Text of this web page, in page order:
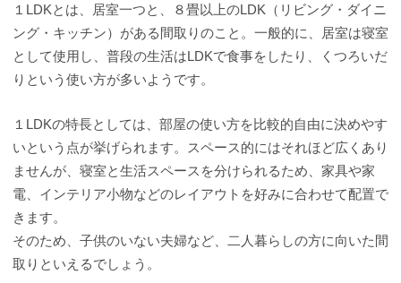
１LDKとは、居室一つと、８畳以上のLDK（リビング・ダイニ
ング・キッチン）がある間取りのこと。一般的に、居室は寝室
として使用し、普段の生活はLDKで食事をしたり、くつろいだ
りという使い方が多いようです。
１LDKの特長としては、部屋の使い方を比較的自由に決めやす
いという点が挙げられます。スペース的にはそれほど広くあり
ませんが、寝室と生活スペースを分けられるため、家具や家
電、インテリア小物などのレイアウトを好みに合わせて配置で
きます。
そのため、子供のいない夫婦など、二人暮らしの方に向いた間
取りといえるでしょう。